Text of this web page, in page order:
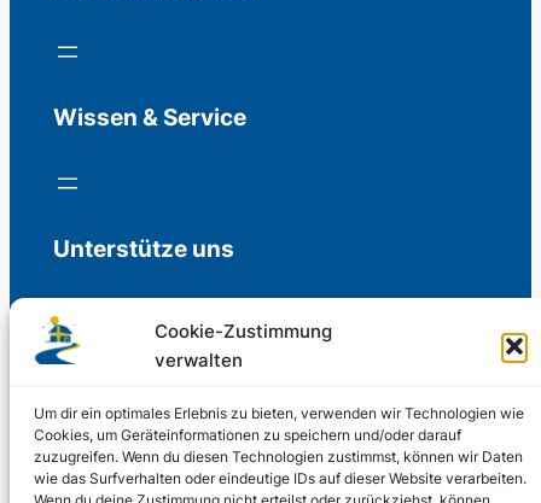
Cookie-Zustimmung
verwalten
Um dir ein optimales Erlebnis zu bieten, verwenden wir Technologien wie
Cookies, um Geräteinformationen zu speichern und/oder darauf
zuzugreifen. Wenn du diesen Technologien zustimmst, können wir Daten
wie das Surfverhalten oder eindeutige IDs auf dieser Website verarbeiten.
Wissen & Service
Unterstütze uns
Freiwillige Spenden für die Aufrechterhaltung
Support us